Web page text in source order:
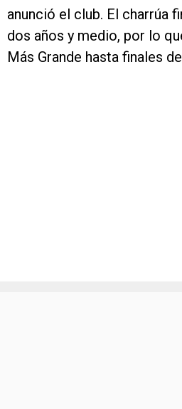
anunció el club. El charrúa
dos años y medio, por lo
Más Grande hasta finales